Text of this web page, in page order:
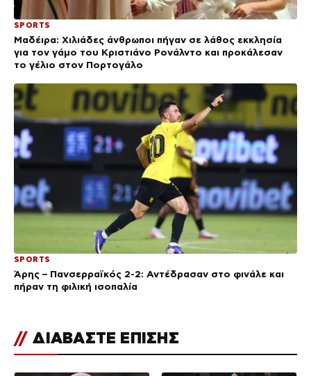
SPORTS
Μαδέιρα: Χιλιάδες άνθρωποι πήγαν σε λάθος εκκλησία
για τον γάμο του Κριστιάνο Ρονάλντο και προκάλεσαν
το γέλιο στον Πορτογάλο
SPORTS
Άρης – Πανσερραϊκός 2-2: Αντέδρασαν στο φινάλε και
πήραν τη φιλική ισοπαλία
// ΔΙΑΒΑΣΤΕ ΕΠΙΣΗΣ